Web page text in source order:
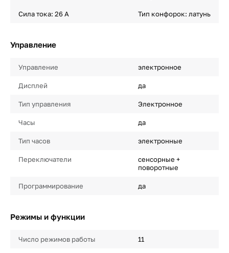
Сила тока: 26 A Тип конфорок: латунь
Управление
Управление электронное
Дисплей да
Тип управления Электронное
Часы да
Тип часов электронные
Переключатели
сенсорные +
поворотные
Программирование да
Режимы и функции
Число режимов работы 11